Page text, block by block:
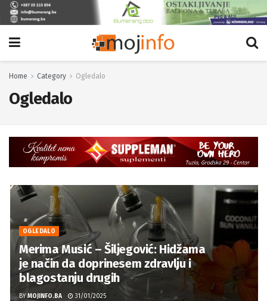
Home Category Ogledalo
Ogledalo
OGLEDALO
Merima Musić – Šiljegović: Hidžama
je način da doprinesem zdravlju i
blagostanju drugih
BY MOJINFO.BA 31/01/2025